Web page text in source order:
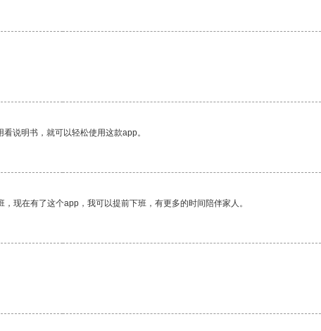
说明书，就可以轻松使用这款app。
现在有了这个app，我可以提前下班，有更多的时间陪伴家人。